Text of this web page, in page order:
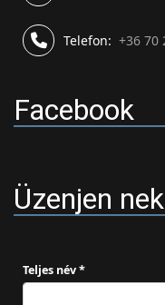
Telefon: +36 70
Facebook
Üzenjen
Teljes név *